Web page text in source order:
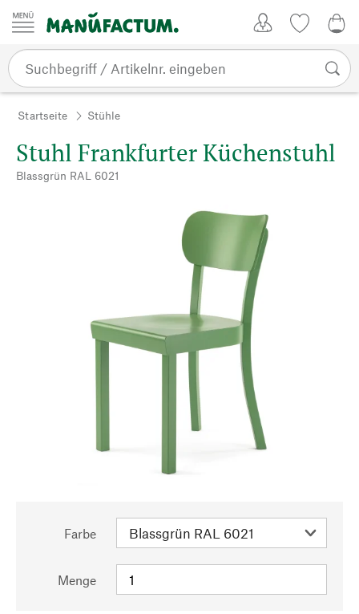
Zum Inhalt springen
Startseite Stühle
Stuhl Frankfurter Küchenstuhl
Blassgrün RAL 6021
Farbe
Menge